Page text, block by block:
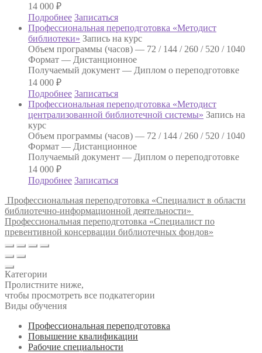
14 000 ₽
Подробнее Записаться
Профессиональная переподготовка «Методист
библиотеки» Запись на курс
Объем программы (часов) — 72 / 144 / 260 / 520 / 1040
Формат — Дистанционное
Получаемый документ — Диплом о переподготовке
14 000 ₽
Подробнее Записаться
Профессиональная переподготовка «Методист
централизованной библиотечной системы» Запись на
курс
Объем программы (часов) — 72 / 144 / 260 / 520 / 1040
Формат — Дистанционное
Получаемый документ — Диплом о переподготовке
14 000 ₽
Подробнее Записаться
Профессиональная переподготовка «Специалист в области
библиотечно-информационной деятельности»
Профессиональная переподготовка «Специалист по
превентивной консервации библиотечных фондов»
Категории
Пролистните ниже,
чтобы просмотреть все подкатегории
Виды обучения
Профессиональная переподготовка
Повышение квалификации
Рабочие специальности